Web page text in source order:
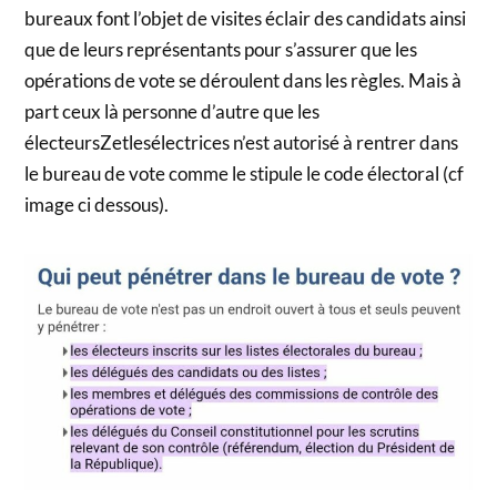
bureaux font l’objet de visites éclair des candidats ainsi
que de leurs représentants pour s’assurer que les
opérations de vote se déroulent dans les règles. Mais à
part ceux là personne d’autre que les
électeursZetlesélectrices n’est autorisé à rentrer dans
le bureau de vote comme le stipule le code électoral (cf
image ci dessous).